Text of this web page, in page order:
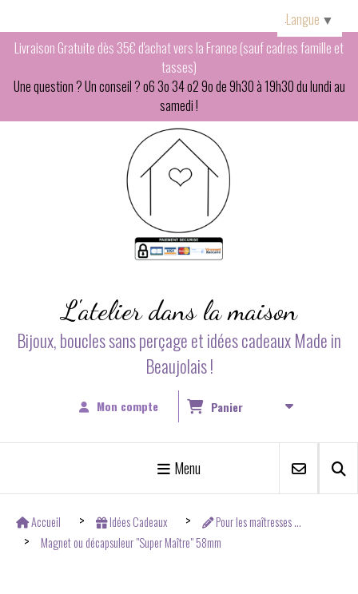
Livraison Gratuite dès 35€ d'achat vers la France (sauf cadres famille et
tasses)
Une question ? Un conseil ? o6 3o 34 o2 9o de 9h30 à 19h30 du lundi au
samedi !
L'atelier dans la maison
Bijoux, boucles sans perçage et idées cadeaux Made in
Beaujolais !
Mon compte Panier
Menu
Accueil Idées Cadeaux
Pour les maîtresses ...
Magnet ou décapsuleur "Super Maître" 58mm
Langue ▼